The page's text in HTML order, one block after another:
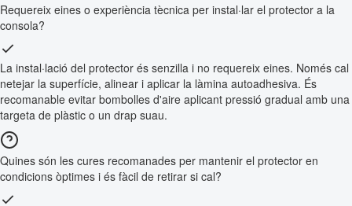
Requereix eines o experiència tècnica per instal·lar el protector a la
consola?
La instal·lació del protector és senzilla i no requereix eines. Només cal
netejar la superfície, alinear i aplicar la làmina autoadhesiva. És
recomanable evitar bombolles d'aire aplicant pressió gradual amb una
targeta de plàstic o un drap suau.
Quines són les cures recomanades per mantenir el protector en
condicions òptimes i és fàcil de retirar si cal?